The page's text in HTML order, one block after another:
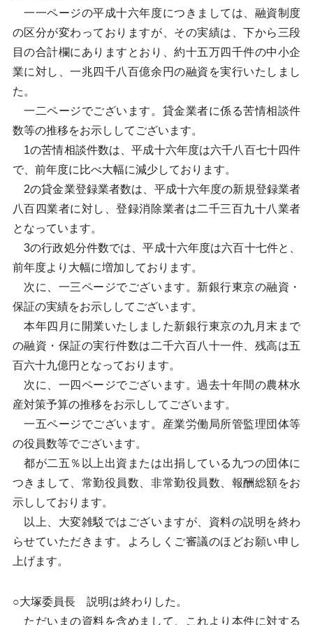
一一ページの平成十六年度につきましては、融資制度
の区分が変わっておりますが、その実績は、下から三段
目の合計欄にありますとおり、約十五万四千件の中小企
業に対し、一兆四千八百億余円の融資を実行いたしまし
た。
一二ページでございます。貸金業者に係る苦情相談件
数等の推移をお示ししてございます。
1の苦情相談件数は、平成十六年度は六千八百七十四件
で、前年度に比べ大幅に減少しております。
2の貸金業登録業者数は、平成十六年度の新規登録業者
八百四業者に対し、登録消除業者は二千三百九十八業者
となっています。
3の行政処分件数では、平成十六年度は六百十七件と、
前年度より大幅に増加しております。
次に、一三ページでございます。新銀行東京の融資・
保証の実績をお示ししてございます。
本年四月に開業いたしました新銀行東京の九月末まで
の融資・保証の実行件数は二千六百八十一件、残高は五
百六十九億円となっております。
次に、一四ページでございます。過去十年間の農林水
産対策予算の推移をお示ししてございます。
一五ページでございます。産業労働局所管監理団体等
の役員数等でございます。
都が二五％以上出資または出捐している九つの団体に
つきまして、常勤役員数、非常勤役員数、報酬総額をお
示ししております。
以上、大変雑駁ではございますが、資料の説明を終わ
らせていただきます。よろしくご審議のほどお願い申し
上げます。
○大塚委員長 説明は終わりした。
ただいまの資料を含めまして、これより本件に対する